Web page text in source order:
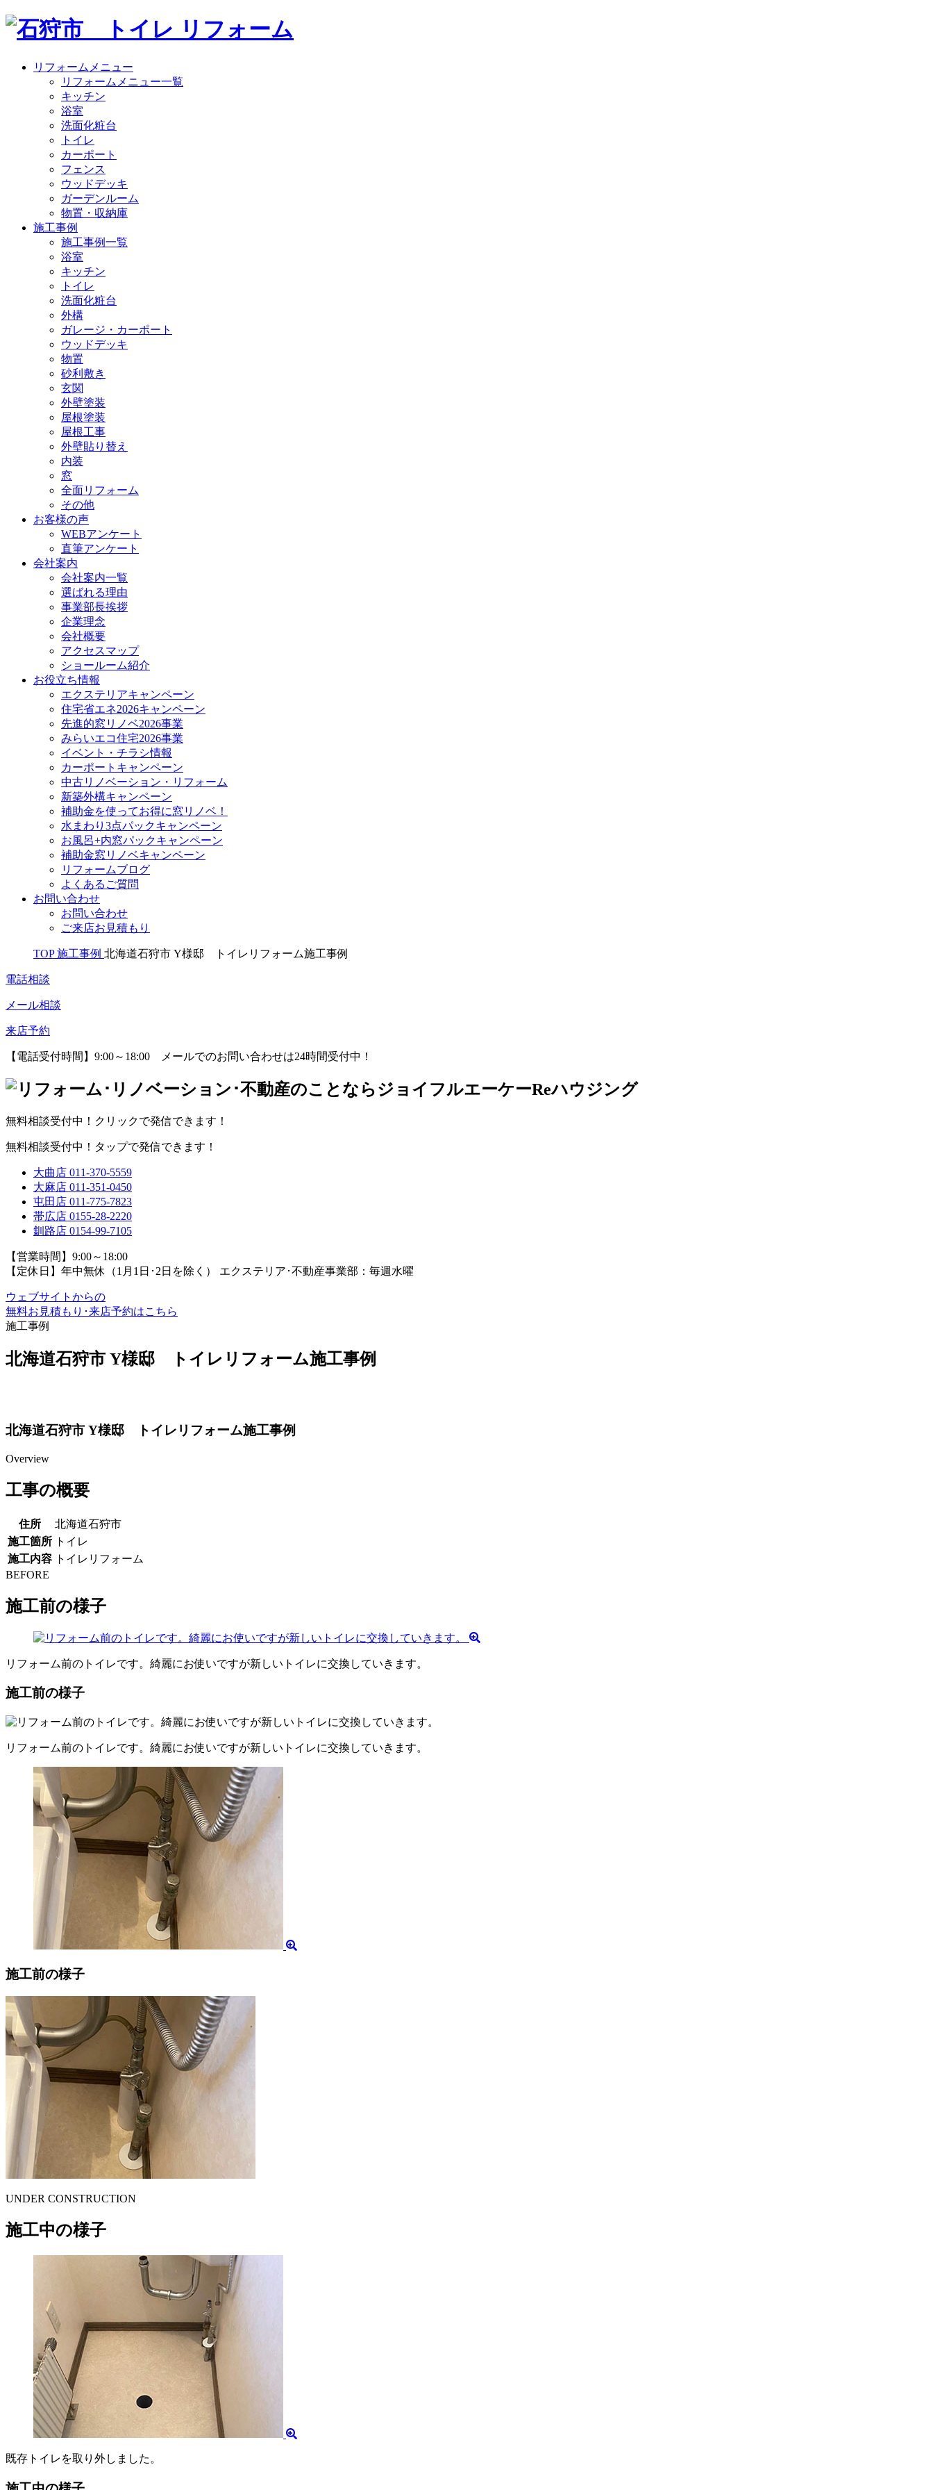
リフォームメニュー
リフォームメニュー一覧
キッチン
浴室
洗面化粧台
トイレ
カーポート
フェンス
ウッドデッキ
ガーデンルーム
物置・収納庫
施工事例
施工事例一覧
浴室
キッチン
トイレ
洗面化粧台
外構
ガレージ・カーポート
ウッドデッキ
物置
砂利敷き
玄関
外壁塗装
屋根塗装
屋根工事
外壁貼り替え
内装
窓
全面リフォーム
その他
お客様の声
WEBアンケート
直筆アンケート
会社案内
会社案内一覧
選ばれる理由
事業部長挨拶
企業理念
会社概要
アクセスマップ
ショールーム紹介
お役立ち情報
エクステリアキャンペーン
住宅省エネ2026キャンペーン
先進的窓リノベ2026事業
みらいエコ住宅2026事業
イベント・チラシ情報
カーポートキャンペーン
中古リノベーション・リフォーム
新築外構キャンペーン
補助金を使ってお得に窓リノベ！
水まわり3点パックキャンペーン
お風呂+内窓パックキャンペーン
補助金窓リノベキャンペーン
リフォームブログ
よくあるご質問
お問い合わせ
お問い合わせ
ご来店お見積もり
TOP 施工事例 北海道石狩市 Y様邸 トイレリフォーム施工事例
電話相談
メール相談
来店予約
【電話受付時間】9:00～18:00 メールでのお問い合わせは24時間受付中！
無料相談受付中！クリックで発信できます！
無料相談受付中！タップで発信できます！
大曲店 011-370-5559
大麻店 011-351-0450
屯田店 011-775-7823
帯広店 0155-28-2220
釧路店 0154-99-7105
【営業時間】9:00～18:00
【定休日】年中無休（1月1日･2日を除く） エクステリア･不動産事業部：毎週水曜
ウェブサイトからの
無料お見積もり･来店予約はこちら
施工事例
北海道石狩市 Y様邸 トイレリフォーム施工事例
北海道石狩市 Y様邸 トイレリフォーム施工事例
Overview
工事の概要
住所
北海道石狩市
施工箇所 トイレ
施工内容 トイレリフォーム
BEFORE
施工前の様子
リフォーム前のトイレです。綺麗にお使いですが新しいトイレに交換していきます。
施工前の様子
リフォーム前のトイレです。綺麗にお使いですが新しいトイレに交換していきます。
施工前の様子
UNDER CONSTRUCTION
施工中の様子
既存トイレを取り外しました。